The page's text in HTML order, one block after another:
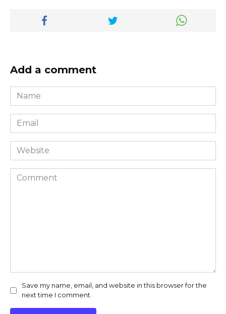
Add a comment
Name
*
Email
*
Website
Comment
Save my name, email, and website in this browser for the
next time I comment.